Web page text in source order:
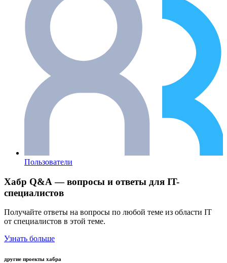
Пользователи
Хабр Q&A — вопросы и ответы для IT-
специалистов
Получайте ответы на вопросы по любой теме из области IT
от специалистов в этой теме.
Узнать больше
другие проекты хабра